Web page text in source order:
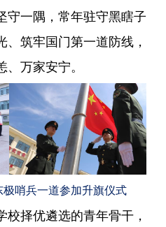
守一隅，常年驻守黑瞎子
、筑牢国门第一道防线，
万家安宁。
哨兵一道参加升旗仪式
校择优遴选的青年骨干，